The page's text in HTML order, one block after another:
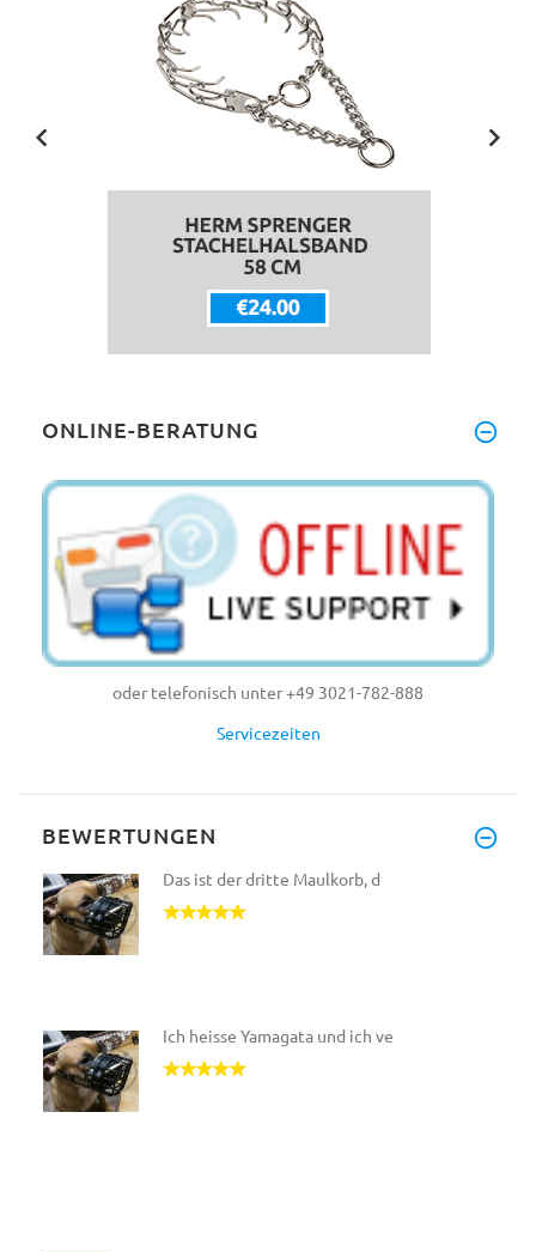
ONLINE-BERATUNG
oder telefonisch unter +49 3021-782-888
Servicezeiten
BEWERTUNGEN
Das ist der dritte Maulkorb, d
Ich heisse Yamagata und ich ve